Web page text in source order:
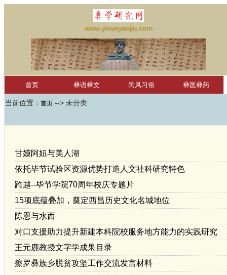
www.yixueyanjiu.com
首页 彝语彝文 民风习俗 彝医彝药
彝文软件 彝文词汇
当前位置： 首页 --> 未分类
甘嫫阿妞与美人湖
依托毕节试验区资源优势打造人文社科研究特色
跨越--毕节学院70周年校庆专题片
15项底蕴叠加，奠定西昌历史文化名城地位
陈恩与水西
对口支援助力提升新建本科院校服务地方能力的实践研究
王元鹿教授文字学成果目录
擦罗彝族乡脱贫攻坚工作交流发言材料